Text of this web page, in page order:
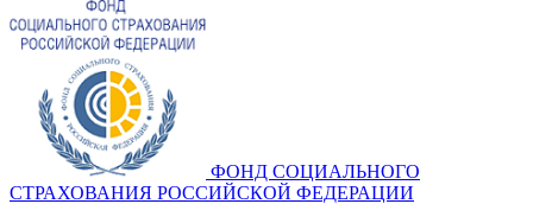
ФОНД СОЦИАЛЬНОГО
СТРАХОВАНИЯ РОССИЙСКОЙ ФЕДЕРАЦИИ